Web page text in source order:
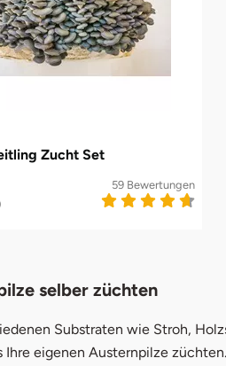
Zucht Set
59 Bewertungen
selber züchten
Substraten wie Stroh,
Ihre eigenen Austernpilze